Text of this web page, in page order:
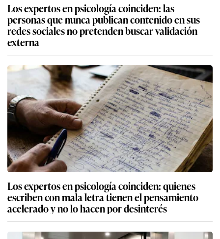
Los expertos en psicología coinciden: las
personas que nunca publican contenido en sus
redes sociales no pretenden buscar validación
externa
Los expertos en psicología coinciden: quienes
escriben con mala letra tienen el pensamiento
acelerado y no lo hacen por desinterés